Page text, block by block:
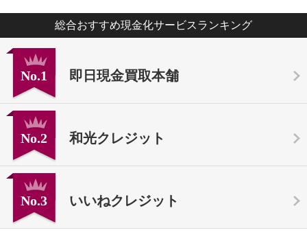
総合おすすめ現金化サービスランキング
No.1 即日現金買取本舗
No.2 和光クレジット
No.3 いいねクレジット